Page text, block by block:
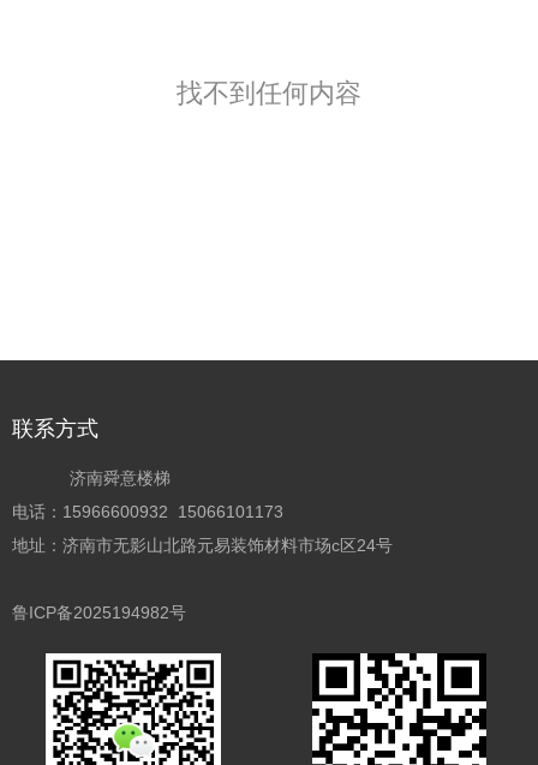
找不到任何内容
联系方式
济南舜意楼梯
电话：15966600932 15066101173
地址：济南市无影山北路元易装饰材料市场c区24号
鲁ICP备2025194982号